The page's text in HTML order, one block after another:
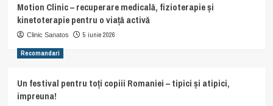
Motion Clinic – recuperare medicală, fizioterapie și
kinetoterapie pentru o viață activă
Clinic Sanatos 5 iunie 2026
Recomandari
Un festival pentru toți copiii Romaniei – tipici și atipici,
impreuna!